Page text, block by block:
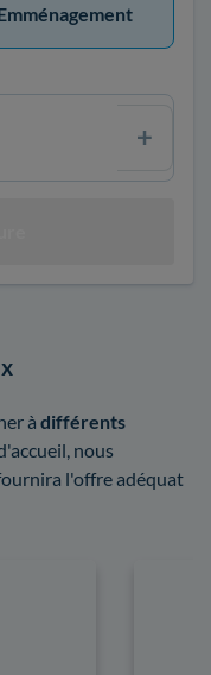
à différents
nous
l'offre adéquat